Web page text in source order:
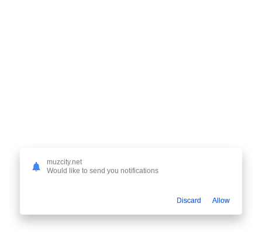
muzcity.net
Would like to send you notifications
Discard Allow